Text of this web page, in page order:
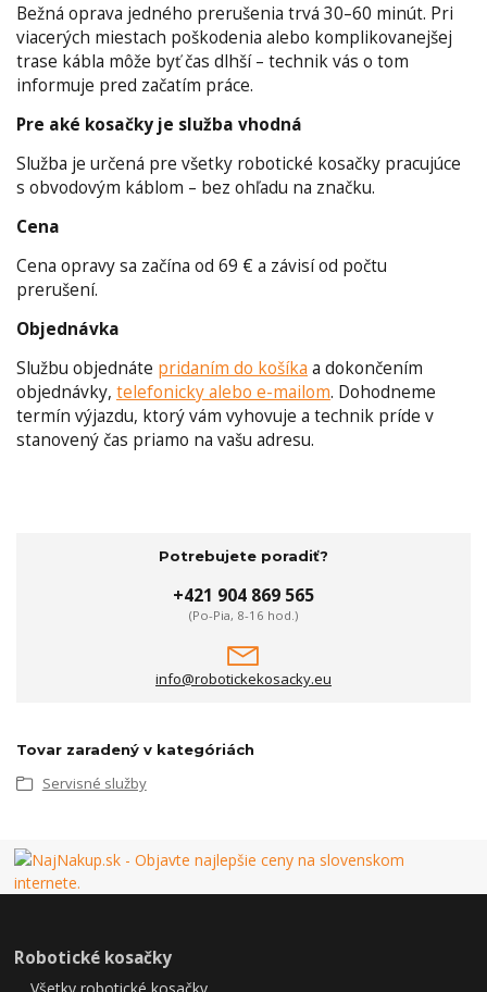
Bežná oprava jedného prerušenia trvá 30–60 minút. Pri
viacerých miestach poškodenia alebo komplikovanejšej
trase kábla môže byť čas dlhší – technik vás o tom
informuje pred začatím práce.
Pre aké kosačky je služba vhodná
Služba je určená pre všetky robotické kosačky pracujúce
s obvodovým káblom – bez ohľadu na značku.
Cena
Cena opravy sa začína od 69 € a závisí od počtu
prerušení.
Objednávka
Službu objednáte pridaním do košíka a dokončením
objednávky, telefonicky alebo e-mailom. Dohodneme
termín výjazdu, ktorý vám vyhovuje a technik príde v
stanovený čas priamo na vašu adresu.
Potrebujete poradiť?
+421 904 869 565
(Po-Pia, 8-16 hod.)
info@robotickekosacky.eu
Tovar zaradený v kategóriách
Servisné služby
Robotické kosačky